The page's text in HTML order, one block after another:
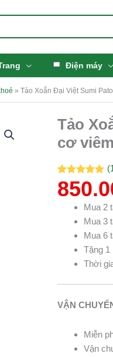
Điện máy
» Tảo Xoắn Đại Việt Sumi
Tảo
cơ
5.00trên 5
dựa trên
1
(
Mua 2
Mua 3
Mua 6
Tặng 1
Thời
VẬN
Miễn
Vận